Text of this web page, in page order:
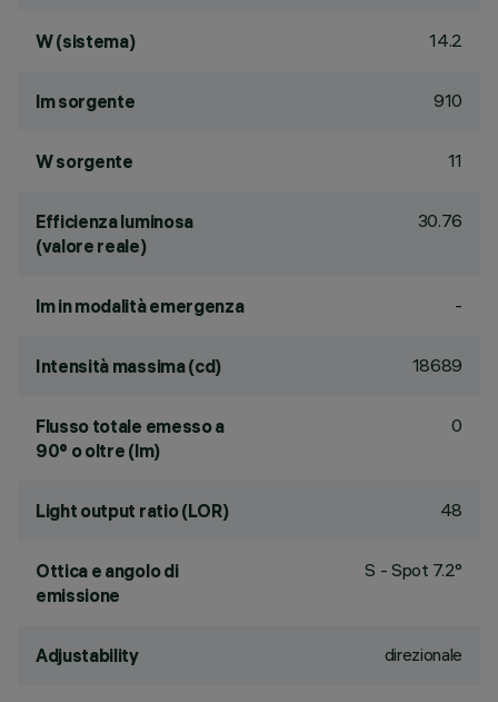
W (sistema) 14.2
lm sorgente 910
W sorgente 11
Efficienza luminosa
(valore reale)
30.76
lm in modalità emergenza -
Intensità massima (cd) 18689
Flusso totale emesso a
90° o oltre (lm)
0
Light output ratio (LOR) 48
Ottica e angolo di
emissione
S - Spot 7.2°
Adjustability direzionale